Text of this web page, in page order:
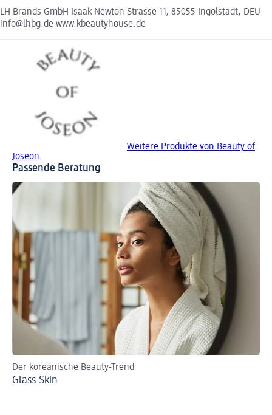
LH Brands GmbH Isaak Newton Strasse 11, 85055 Ingolstadt, DEU
info@lhbg.de www.kbeautyhouse.de
Weitere Produkte von Beauty of
Joseon
Passende Beratung
Der koreanische Beauty-Trend
Glass Skin